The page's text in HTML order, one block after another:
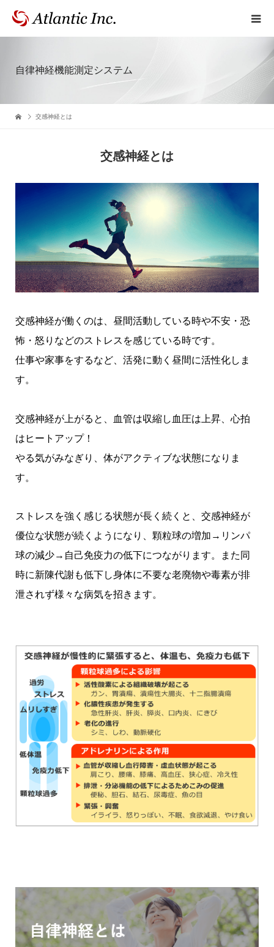
自律神経機能測定システム
交感神経とは
交感神経とは
交感神経が働くのは、昼間活動している時や不安・恐
怖・怒りなどのストレスを感じている時です。
仕事や家事をするなど、活発に動く昼間に活性化しま
す。
交感神経が上がると、血管は収縮し血圧は上昇、心拍
はヒートアップ！
やる気がみなぎり、体がアクティブな状態になりま
す。
ストレスを強く感じる状態が長く続くと、交感神経が
優位な状態が続くようになり、顆粒球の増加→リンパ
球の減少→自己免疫力の低下につながります。
また同
時に新陳代謝も低下し身体に不要な老廃物や毒素が排
泄されず様々な病気を招きます。